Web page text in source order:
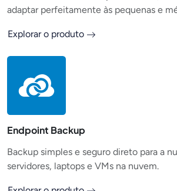
adaptar perfeitamente às pequenas e
Explorar o produto
Endpoint Backup
Backup simples e seguro direto para a
servidores, laptops e VMs na nuvem.